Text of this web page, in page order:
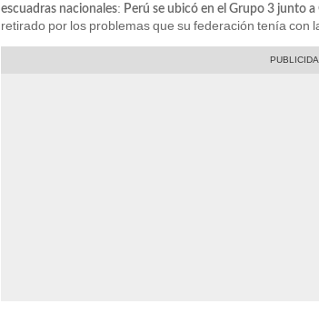
escuadras nacionales: Perú se ubicó en el Grupo 3 junto a
retirado por los problemas que su federación tenía con